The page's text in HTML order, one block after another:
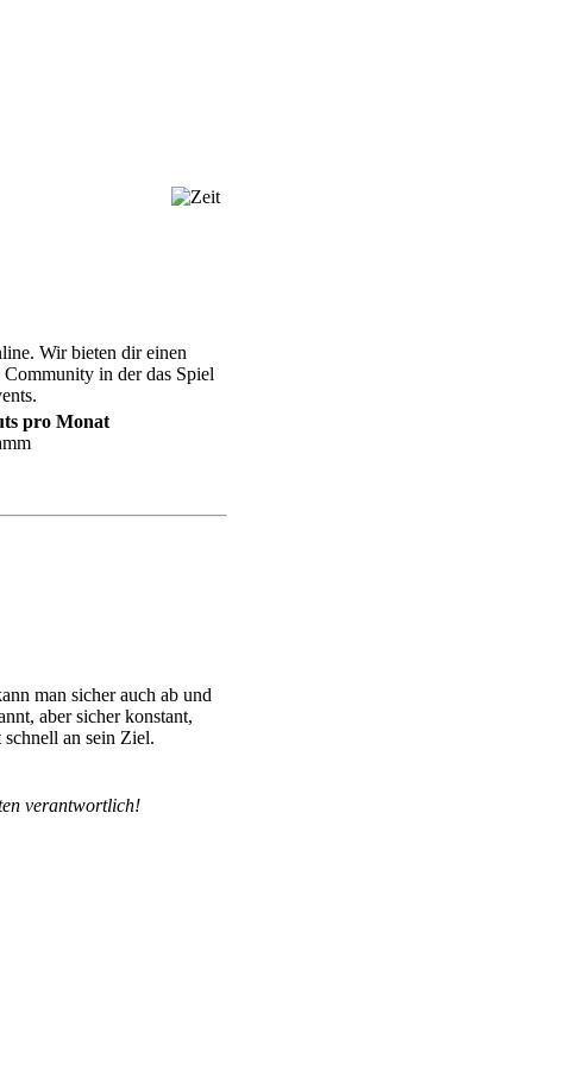
Wir bieten dir einen
in der das Spiel
pro Monat
man sicher auch ab und
aber sicher konstant,
an sein Ziel.
verantwortlich!